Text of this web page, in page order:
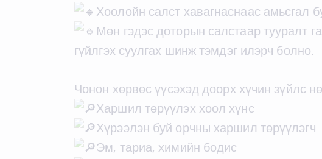
Хоолойн салст хавагнаснаас амьсгал
Мөн гэдэс доторын салстаар тууралт
гүйлгэх суулгах шинж тэмдэг илэрч болно.
Чонон хөрвөс үүсэхэд доорх хүчин зүйлс
Харшил төрүүлэх хоол хүнс
Хүрээлэн буй орчны харшил төрүүлэгч
Эм, тариа, химийн бодис